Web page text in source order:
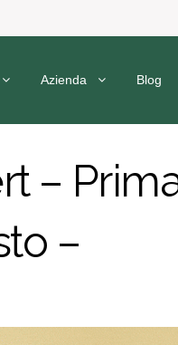
Azienda Blog
–
–